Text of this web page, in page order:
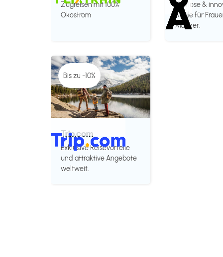
Zugreisen mit 100%
Ökostrom
Zeitlose &
Mode für
Männer.
Bis zu -10%
Trip.com
Exklusive Reisevorteile
und attraktive Angebote
weltweit.